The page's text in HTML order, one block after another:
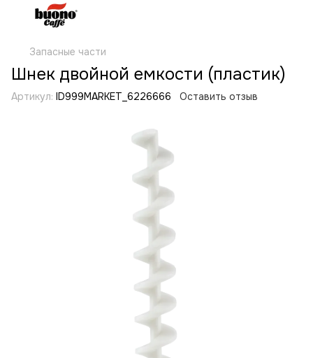
Запасные части
Шнек двойной емкости (пластик)
Артикул: ID999MARKET_6226666 Оставить отзыв